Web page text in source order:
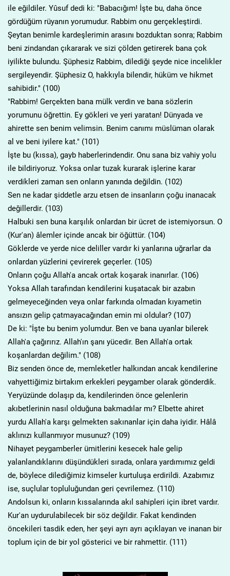
ile eğildiler. Yûsuf dedi ki: "Babacığım! İşte bu, daha önce
gördüğüm rüyanın yorumudur. Rabbim onu gerçekleştirdi.
Şeytan benimle kardeşlerimin arasını bozduktan sonra; Rabbim
beni zindandan çıkararak ve sizi çölden getirerek bana çok
iyilikte bulundu. Şüphesiz Rabbim, dilediği şeyde nice incelikler
sergileyendir. Şüphesiz O, hakkıyla bilendir, hüküm ve hikmet
sahibidir." (100)
"Rabbim! Gerçekten bana mülk verdin ve bana sözlerin
yorumunu öğrettin. Ey gökleri ve yeri yaratan! Dünyada ve
ahirette sen benim velimsin. Benim canımı müslüman olarak
al ve beni iyilere kat." (101)
İşte bu (kıssa), gayb haberlerindendir. Onu sana biz vahiy yolu
ile bildiriyoruz. Yoksa onlar tuzak kurarak işlerine karar
verdikleri zaman sen onların yanında değildin. (102)
Sen ne kadar şiddetle arzu etsen de insanların çoğu inanacak
değillerdir. (103)
Halbuki sen buna karşılık onlardan bir ücret de istemiyorsun. O
(Kur'an) âlemler içinde ancak bir öğüttür. (104)
Göklerde ve yerde nice deliller vardır ki yanlarına uğrarlar da
onlardan yüzlerini çevirerek geçerler. (105)
Onların çoğu Allah'a ancak ortak koşarak inanırlar. (106)
Yoksa Allah tarafından kendilerini kuşatacak bir azabın
gelmeyeceğinden veya onlar farkında olmadan kıyametin
ansızın gelip çatmayacağından emin mi oldular? (107)
De ki: "İşte bu benim yolumdur. Ben ve bana uyanlar bilerek
Allah'a çağırırız. Allah'ın şanı yücedir. Ben Allah'a ortak
koşanlardan değilim." (108)
Biz senden önce de, memleketler halkından ancak kendilerine
vahyettiğimiz birtakım erkekleri peygamber olarak gönderdik.
Yeryüzünde dolaşıp da, kendilerinden önce gelenlerin
akıbetlerinin nasıl olduğuna bakmadılar mı? Elbette ahiret
yurdu Allah'a karşı gelmekten sakınanlar için daha iyidir. Hâlâ
aklınızı kullanmıyor musunuz? (109)
Nihayet peygamberler ümitlerini kesecek hale gelip
yalanlandıklarını düşündükleri sırada, onlara yardımımız geldi
de, böylece dilediğimiz kimseler kurtuluşa erdirildi. Azabımız
ise, suçlular topluluğundan geri çevrilemez. (110)
Andolsun ki, onların kıssalarında akıl sahipleri için ibret vardır.
Kur'an uydurulabilecek bir söz değildir. Fakat kendinden
öncekileri tasdik eden, her şeyi ayrı ayrı açıklayan ve inanan bir
toplum için de bir yol gösterici ve bir rahmettir. (111)